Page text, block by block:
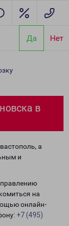
Да Нет
в
а
и
на
онлайн-
+7 (495)